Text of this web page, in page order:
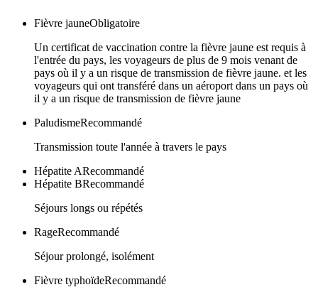
Fièvre jauneObligatoire
Un certificat de vaccination contre la fièvre jaune est requis à
l'entrée du pays, les voyageurs de plus de 9 mois venant de
pays où il y a un risque de transmission de fièvre jaune. et les
voyageurs qui ont transféré dans un aéroport dans un pays où
il y a un risque de transmission de fièvre jaune
PaludismeRecommandé
Transmission toute l'année à travers le pays
Hépatite ARecommandé
Hépatite BRecommandé
Séjours longs ou répétés
RageRecommandé
Séjour prolongé, isolément
Fièvre typhoïdeRecommandé